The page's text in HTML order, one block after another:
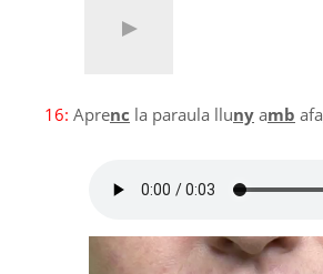
16: Aprenc la paraula lluny amb afa